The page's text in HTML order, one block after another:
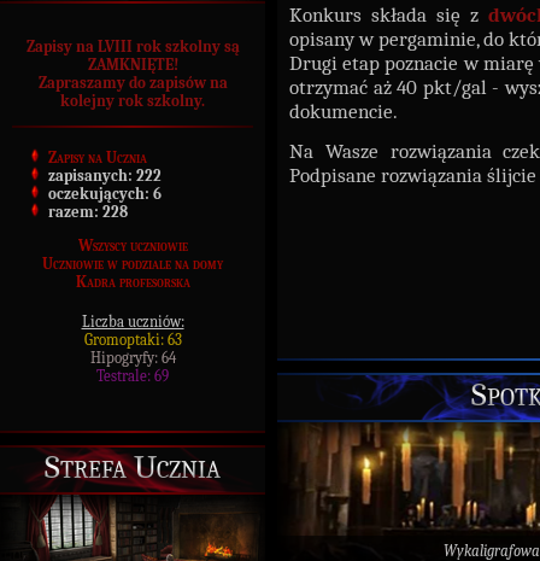
Zapisy na LVIII rok szkolny są
ZAMKNIĘTE!
Zapraszamy do zapisów na
kolejny rok szkolny.
Zapisy na Ucznia
zapisanych: 222
oczekujących: 6
razem: 228
Wszyscy uczniowie
Uczniowie w podziale na domy
Kadra profesorska
Liczba uczniów:
Gromoptaki: 63
Hipogryfy: 64
Testrale: 69
Strefa Ucznia
Konkurs składa się z
opisany w pergaminie, do
Drugi etap poznacie w miarę
otrzymać aż 40 pkt/gal -
dokumencie.
Na Wasze rozwiązania
Podpisane rozwiązania